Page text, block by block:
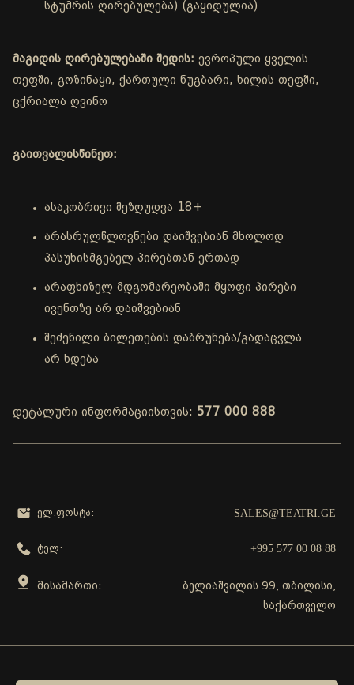
სტუმრის ღირებულება) (გაყიდულია)
მაგიდის ღირებულებაში შედის: ევროპული ყველის
თეფში, გოზინაყი, ქართული ნუგბარი, ხილის თეფში,
ცქრიალა ღვინო
გაითვალისწინეთ:
ასაკობრივი შეზღუდვა 18+
არასრულწლოვნები დაიშვებიან მხოლოდ
პასუხისმგებელ პირებთან ერთად
არაფხიზელ მდგომარეობაში მყოფი პირები
ივენთზე არ დაიშვებიან
შეძენილი ბილეთების დაბრუნება/გადაცვლა
არ ხდება
დეტალური ინფორმაციისთვის: 577 000 888
ელ.ფოსტა: SALES@TEATRI.GE
ტელ: +995 577 00 08 88
მისამართი:
ბელიაშვილის 99, თბილისი,
საქართველო